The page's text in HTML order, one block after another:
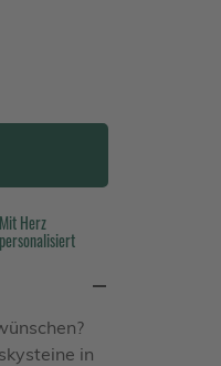
Herz
personalisiert
in